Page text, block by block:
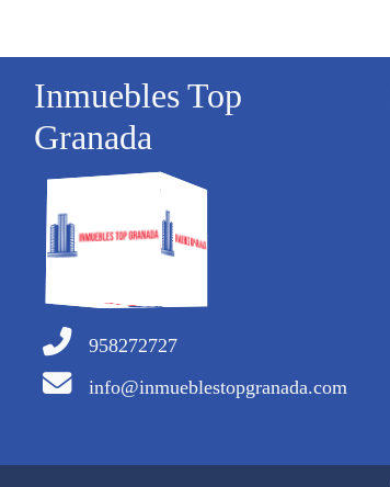
Inmuebles Top
Granada
958272727
info@inmueblestopgranada.com